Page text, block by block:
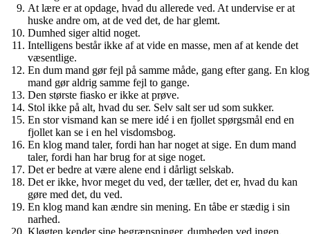
At lære er at opdage, hvad du allerede ved. At undervise er at
huske andre om, at de ved det, de har glemt.
Dumhed siger altid noget.
Intelligens består ikke af at vide en masse, men af at kende det
væsentlige.
En dum mand gør fejl på samme måde, gang efter gang. En klog
mand gør aldrig samme fejl to gange.
Den største fiasko er ikke at prøve.
Stol ikke på alt, hvad du ser. Selv salt ser ud som sukker.
En stor vismand kan se mere idé i en fjollet spørgsmål end en
fjollet kan se i en hel visdomsbog.
En klog mand taler, fordi han har noget at sige. En dum mand
taler, fordi han har brug for at sige noget.
Det er bedre at være alene end i dårligt selskab.
Det er ikke, hvor meget du ved, der tæller, det er, hvad du kan
gøre med det, du ved.
En klog mand kan ændre sin mening. En tåbe er stædig i sin
narhed.
Kløgten kender sine begrænsninger, dumheden ved ingen.